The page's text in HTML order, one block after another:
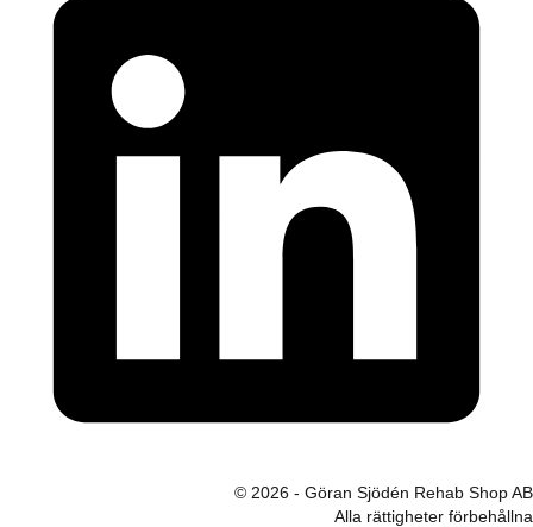
© 2026 - Göran Sjödén Rehab Shop AB
Alla rättigheter förbehållna